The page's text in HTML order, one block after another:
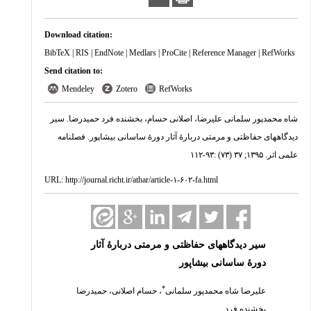
Download citation:
BibTeX| RIS EndNote| Medlars| ProCite| Reference Manager| RefWorks
Send citation to:
Mendeley
Zotero RefWorks
شاه محمدپور سلمانی علیرضا، اصلانی حسام، بخشنده فرد حمیدرضا. سیر
دیدگاههای حفاظتی و مرمتی دربارۀ آثار دورۀ ساسانی بیشاپور. فصلنامه
علمی اثر. ۱۳۹۵; ۳۷ (۷۳) :۹۳-۱۱۲
URL: http://journal.richt.ir/athar/article-۱-۶۰۲-fa.html
سیر دیدگاههای حفاظتی و مرمتی دربارۀ آثار
دورۀ ساسانی بیشاپور
علیرضا شاه محمدپور سلمانی*، حسام اصلانی، حمیدرضا